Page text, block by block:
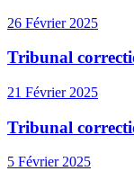
26 Février 2025
Tribunal
21 Février 2025
Tribunal
5 Février 2025